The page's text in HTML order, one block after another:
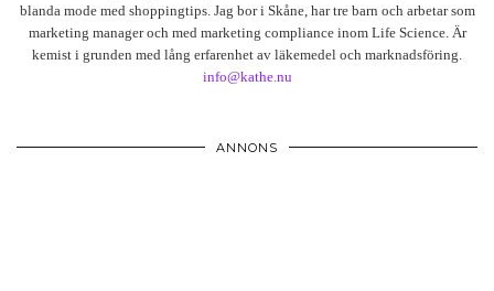
blanda mode med shoppingtips. Jag bor i Skåne, har tre barn och arbetar som
marketing manager och med marketing compliance inom Life Science. Är
kemist i grunden med lång erfarenhet av läkemedel och marknadsföring.
info@kathe.nu
ANNONS